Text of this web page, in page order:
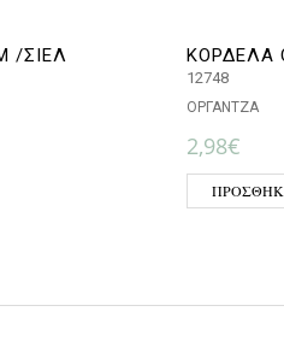
/ΣΙΕΛ ΚΟΡΔΕΛΑ
12748
ΟΡΓΑΝΤΖΑ
2,98€